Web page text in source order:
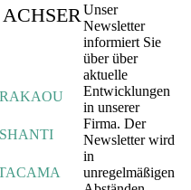
ACHSER Unser
Newsletter
informiert Sie
über über
aktuelle
Entwicklungen
in unserer
Firma. Der
Newsletter wird
in
unregelmäßigen